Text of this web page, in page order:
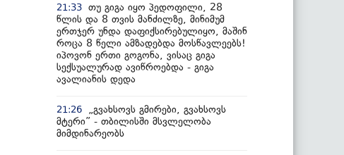
21:33 თუ გიგა იყო პედოფილი, 28
წლის და 8 თვის მანძილზე, მინიმუმ
ერთჯერ უნდა დაფიქსირებულიყო, მაშინ
როცა 8 წელი ამზადებდა მოსწავლეებს!
იპოვონ ერთი გოგონა, ვისაც გიგა
სექსუალურად ავიწროებდა - გიგა
ავალიანის დედა
21:26
„გვახსოვს გმირები, გვახსოვს
მტერი” - თბილისში მსვლელობა
მიმდინარეობს